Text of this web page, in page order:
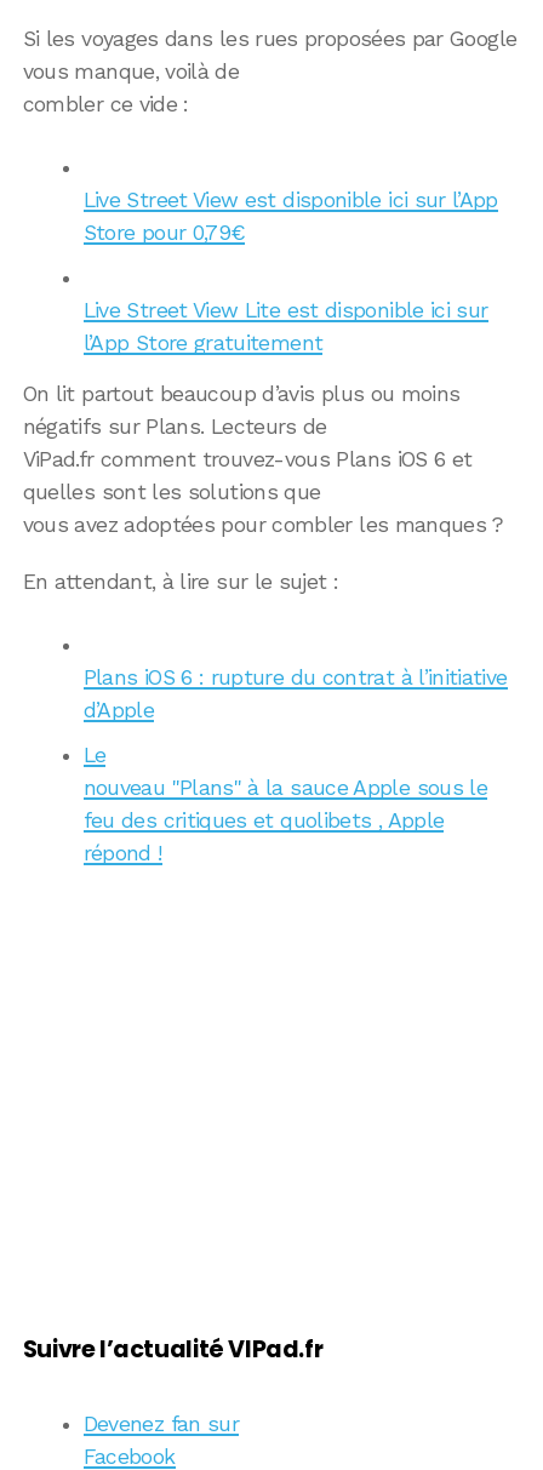
Si les voyages dans les rues proposées par Google
vous manque, voilà de
combler ce vide :
Live Street View est disponible ici sur l’App
Store pour 0,79€
Live Street View Lite est disponible ici sur
l’App Store gratuitement
On lit partout beaucoup d’avis plus ou moins
négatifs sur Plans. Lecteurs de
ViPad.fr comment trouvez-vous Plans iOS 6 et
quelles sont les solutions que
vous avez adoptées pour combler les manques ?
En attendant, à lire sur le sujet :
Plans iOS 6 : rupture du contrat à l’initiative
d’Apple
Le
nouveau "Plans" à la sauce Apple sous le
feu des critiques et quolibets , Apple
répond !
Suivre l’actualité VIPad.fr
Devenez fan sur
Facebook